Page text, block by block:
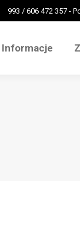
993 / 606 472 357 -
Informacje